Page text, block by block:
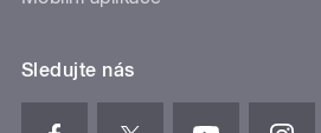
Sledujte nás